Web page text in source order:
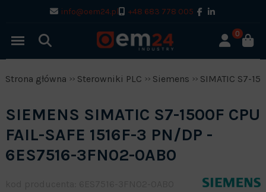
info@oem24.pl +48 683 778 005
0
Strona główna Sterowniki PLC Siemens SIMATIC S7-
SIEMENS SIMATIC S7-1500F CPU
FAIL-SAFE 1516F-3 PN/DP -
6ES7516-3FN02-0AB0